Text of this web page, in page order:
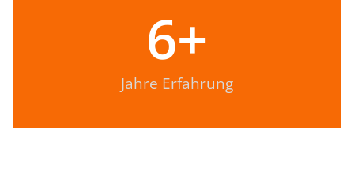
Jahre Erfahrung
6+